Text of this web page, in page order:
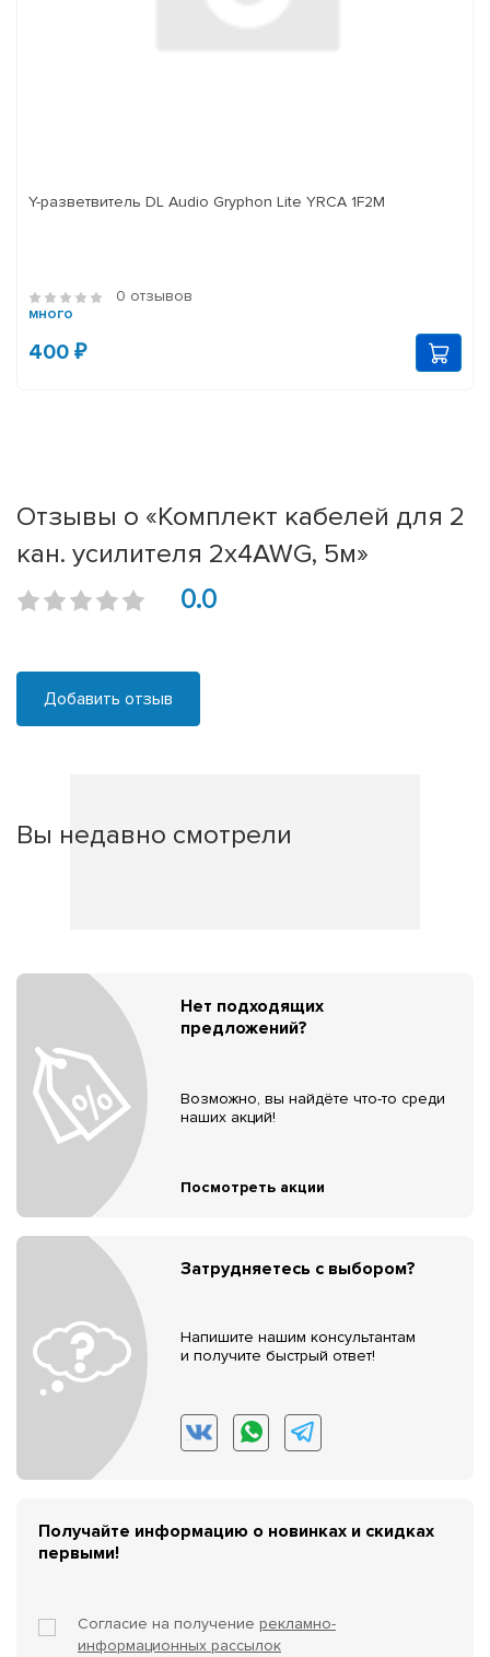
Y-разветвитель DL Audio Gryphon Lite YRCA 1F2M
0 отзывов
много
400 ₽
Отзывы о «Комплект кабелей для 2
кан. усилителя 2х4AWG, 5м»
0.0
Добавить отзыв
Вы недавно смотрели
Нет подходящих
предложений?
Возможно, вы найдёте что-то среди
наших акций!
Посмотреть акции
Затрудняетесь с выбором?
Напишите нашим консультантам
и получите быстрый ответ!
Получайте информацию о новинках и скидках
первыми!
Согласие на получение рекламно-
информационных рассылок